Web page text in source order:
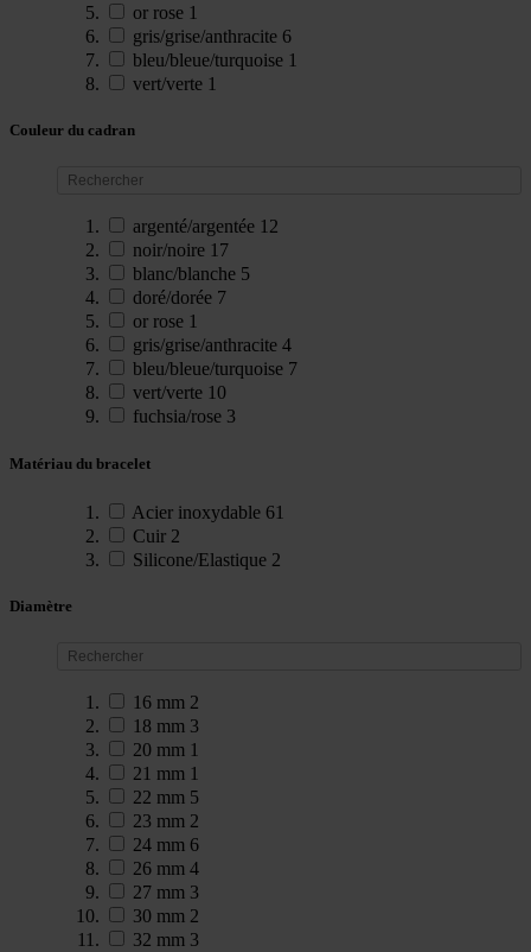
or rose 1
gris/grise/anthracite 6
bleu/bleue/turquoise 1
vert/verte 1
Couleur du cadran
argenté/argentée 12
noir/noire 17
blanc/blanche 5
doré/dorée 7
or rose 1
gris/grise/anthracite 4
bleu/bleue/turquoise 7
vert/verte 10
fuchsia/rose 3
Matériau du bracelet
Acier inoxydable 61
Cuir 2
Silicone/Elastique 2
Diamètre
16 mm 2
18 mm 3
20 mm 1
21 mm 1
22 mm 5
23 mm 2
24 mm 6
26 mm 4
27 mm 3
30 mm 2
32 mm 3